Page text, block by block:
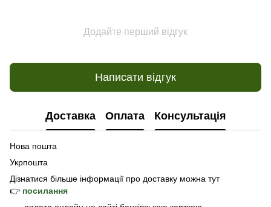
Додайте перший відгук
Написати відгук
Доставка Оплата Консультація
Нова пошта
Укрпошта
Дізнатися більше інформації про доставку можна тут
👉 посилання